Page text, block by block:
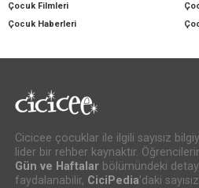
Çocuk Filmleri
Çocuk Haberleri
Cicicee çocuklar ile ilgili sayısız
lider bir rehber kaynaktır.
Gün ve Haftalarbölümündeki
faydalanabilir, CiciPedia’daki